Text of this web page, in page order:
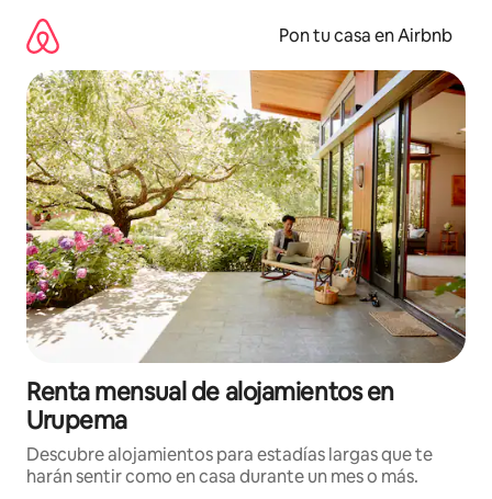
contenido
Pon tu casa en Airbnb
Renta mensual de alojamientos en
Urupema
Descubre alojamientos para estadías largas que te
harán sentir como en casa durante un mes o más.